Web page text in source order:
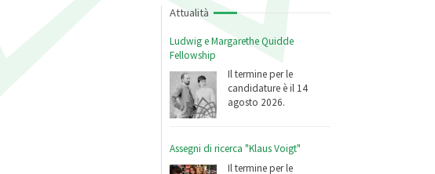
Attualità
Ludwig e Margarethe Quidde
Fellowship
Il termine per le
candidature è il 14
agosto 2026.
Assegni di ricerca "Klaus Voigt"
Il termine per le